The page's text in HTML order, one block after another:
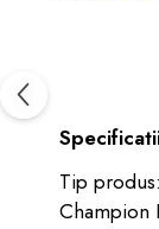
Tip
Champion